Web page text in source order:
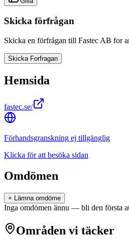
Skicka förfrågan
Skicka en förfrågan till Fastec AB for
Skicka Forfragan
Hemsida
fastec.se/
Förhandsgranskning ej tillgänglig
Klicka för att besöka sidan
Omdömen
+ Lämna omdöme
Inga omdömen ännu — bli den första
Områden vi täcker